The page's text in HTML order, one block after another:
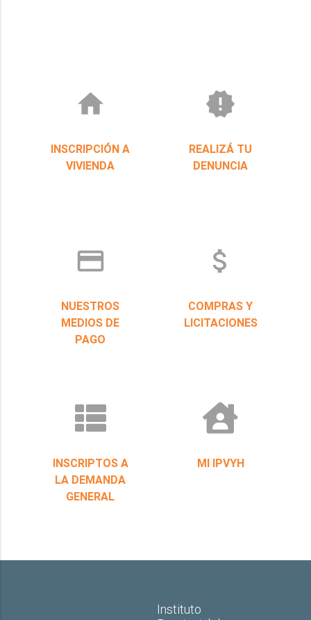
home
INSCRIPCIÓN A
VIVIENDA
new_releases
REALIZÁ TU
DENUNCIA
credit_card
NUESTROS
MEDIOS DE
PAGO
attach_money
COMPRAS Y
LICITACIONES
INSCRIPTOS A
LA DEMANDA
GENERAL
MI IPVYH
Instituto